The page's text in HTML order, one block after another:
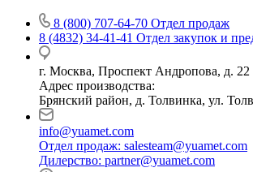
8 (800) 707-64-70 Отдел продаж
8 (4832) 34-41-41 Отдел закупок и
г. Москва, Проспект Андропова, д. 22
Адрес производства:
Брянский район, д. Толвинка, ул.
info@yuamet.com
Отдел продаж: salesteam@yuamet.com
Дилерство: partner@yuamet.com